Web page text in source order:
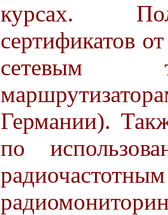
курсах.
сертификатов
сетевым
Германии).
по